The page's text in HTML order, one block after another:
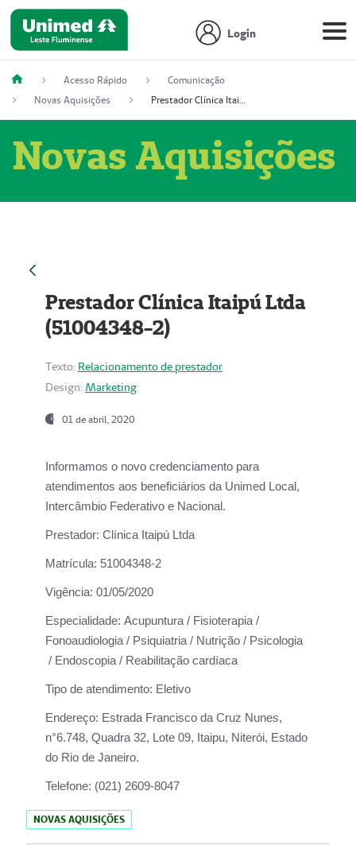
Login
Acesso Rápido
Comunicação
Novas Aquisições
Prestador Clínica Itaipú Ltda (51004348-2)
Novas Aquisições
Prestador Clínica Itaipú Ltda
(51004348-2)
Texto: Relacionamento de prestador
Design: Marketing
01 de abril, 2020
Informamos o novo credenciamento para
atendimentos aos beneficiários da Unimed Local,
Intercâmbio Federativo e Nacional.
Prestador: Clínica Itaipú Ltda
Matrícula: 51004348-2
Vigência: 01/05/2020
Especialidade: Acupuntura / Fisioterapia /
Fonoaudiologia / Psiquiatria / Nutrição / Psicologia
/ Endoscopia / Reabilitação cardíaca
Tipo de atendimento: Eletivo
Endereço: Estrada Francisco da Cruz Nunes,
n°6.748, Quadra 32, Lote 09, Itaipu, Niterói, Estado
do Rio de Janeiro.
Telefone: (021) 2609-8047
NOVAS AQUISIÇÕES